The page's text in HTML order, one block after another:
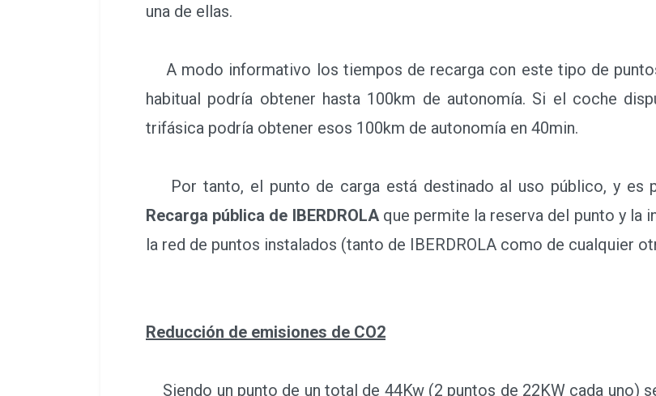
A modo informativo los tiempos de recarga con este tipo de puntos
trifásica podría obtener esos 100km de autonomía en 40min.
Por tanto, el punto de carga está destinado al uso público, y es
la red de puntos instalados (tanto de IBERDROLA como de cualquier
Siendo un punto de un total de 44Kw (2 puntos de 22KW cada uno)
estaciones de recarga y un ahorro energético de 9.73 tep/año